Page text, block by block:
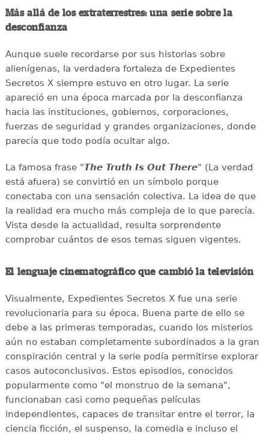
Más allá de los extraterrestres: una serie sobre la
desconfianza
Aunque suele recordarse por sus historias sobre
alienígenas, la verdadera fortaleza de Expedientes
Secretos X siempre estuvo en otro lugar. La serie
apareció en una época marcada por la desconfianza
hacia las instituciones, gobiernos, corporaciones,
fuerzas de seguridad y grandes organizaciones, donde
parecía que todo podía ocultar algo.
La famosa frase "The Truth Is Out There" (La verdad
está afuera) se convirtió en un símbolo porque
conectaba con una sensación colectiva. La idea de que
la realidad era mucho más compleja de lo que parecía.
Vista desde la actualidad, resulta sorprendente
comprobar cuántos de esos temas siguen vigentes.
El lenguaje cinematográfico que cambió la televisión
Visualmente, Expedientes Secretos X fue una serie
revolucionaria para su época. Buena parte de ello se
debe a las primeras temporadas, cuando los misterios
aún no estaban completamente subordinados a la gran
conspiración central y la serie podía permitirse explorar
casos autoconclusivos. Estos episodios, conocidos
popularmente como "el monstruo de la semana",
funcionaban casi como pequeñas películas
independientes, capaces de transitar entre el terror, la
ciencia ficción, el suspenso, la comedia e incluso el